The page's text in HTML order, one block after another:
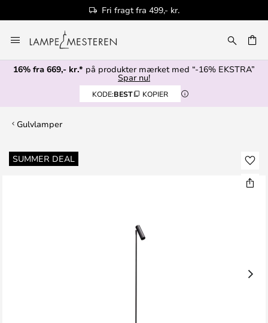
Fri fragt fra 499,- kr.
to
Content
16% fra 669,- kr.* på produkter mærket med “-16% EKSTRA”
Spar nu!
KODE:BEST KOPIER
Gulvlamper
SUMMER DEAL
Gå
til